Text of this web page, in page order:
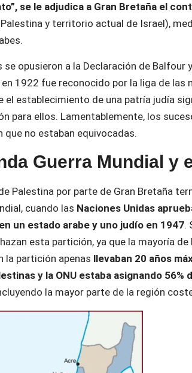
se le adjudica a Gran Bretaña el
y territorio actual de Israel),
se opusieron a la Declaración de Balfour
1922 fue reconocido por la liga de las
el establecimiento de una patría judía
para ellos. Lamentablemente, los
que no estaban equivocadas.
Guerra Mundial y
Palestina por parte de Gran Bretaña
cuando las Naciones Unidas
un estado arabe y uno judío en 1947.
esta partición, ya que la mayoría
la partición apenas llevaban 20 años
y la ONU estaba asignando 56%
la mayor parte de la región